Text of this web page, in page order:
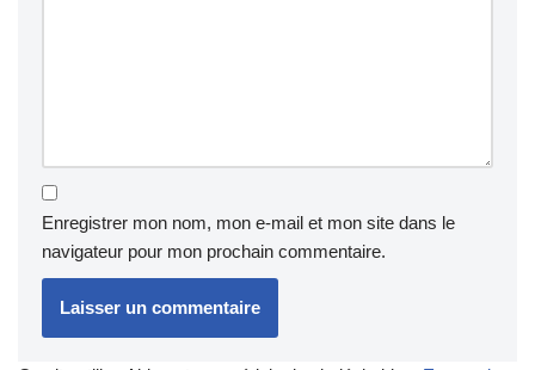
Enregistrer mon nom, mon e-mail et mon site dans le
navigateur pour mon prochain commentaire.